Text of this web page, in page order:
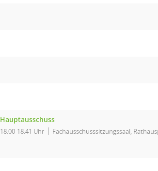
Hauptausschuss
18:00-18:41 Uhr Fachausschusssitzungssaal,